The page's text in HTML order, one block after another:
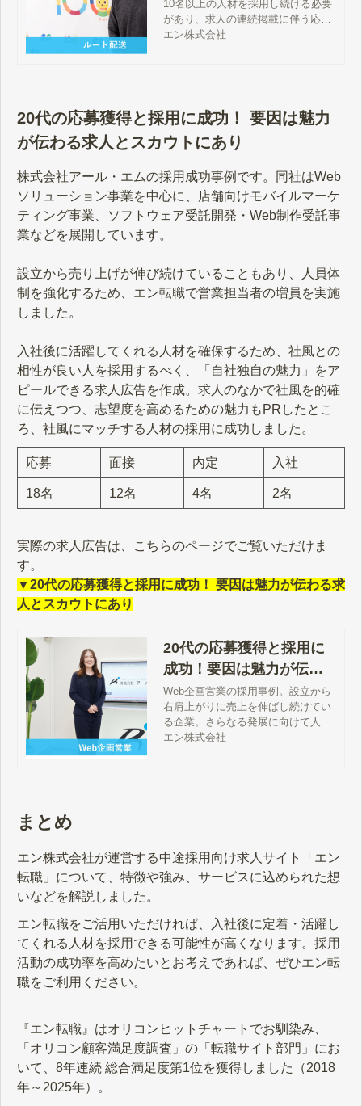
退！
10名以上の人材を採用し続ける必要
があり、求人の連続掲載に伴う応募
数の目減りが課題に。これに対して
エン株式会社
20代の応募獲得と採用に成功！ 要因は魅力
が伝わる求人とスカウトにあり
株式会社アール・エムの採用成功事例です。同社はWeb
ソリューション事業を中心に、店舗向けモバイルマーケ
ティング事業、ソフトウェア受託開発・Web制作受託事
業などを展開しています。
設立から売り上げが伸び続けていることもあり、人員体
制を強化するため、エン転職で営業担当者の増員を実施
しました。
入社後に活躍してくれる人材を確保するため、社風との
相性が良い人を採用するべく、「自社独自の魅力」をア
ピールできる求人広告を作成。求人のなかで社風を的確
に伝えつつ、志望度を高めるための魅力もPRしたとこ
ろ、社風にマッチする人材の採用に成功しました。
応募 面接 内定 入社
18名 12名 4名 2名
実際の求人広告は、こちらのページでご覧いただけま
す。
▼20代の応募獲得と採用に成功！ 要因は魅力が伝わる求
人とスカウトにあり
20代の応募獲得と採用に
成功！要因は魅力が伝わ
る求人とスカウトにあ
り。
Web企画営業の採用事例。設立から
右肩上がりに売上を伸ばし続けてい
る企業。さらなる発展に向けて人員
体制の強化が必要になる中、即戦力
エン株式会社
まとめ
エン株式会社が運営する中途採用向け求人サイト「エン
転職」について、特徴や強み、サービスに込められた想
いなどを解説しました。
エン転職をご活用いただければ、入社後に定着・活躍し
てくれる人材を採用できる可能性が高くなります。採用
活動の成功率を高めたいとお考えであれば、ぜひエン転
職をご利用ください。
『エン転職』はオリコンヒットチャートでお馴染み、
「オリコン顧客満足度調査」の「転職サイト部門」にお
いて、8年連続 総合満足度第1位を獲得しました（2018
年～2025年）。